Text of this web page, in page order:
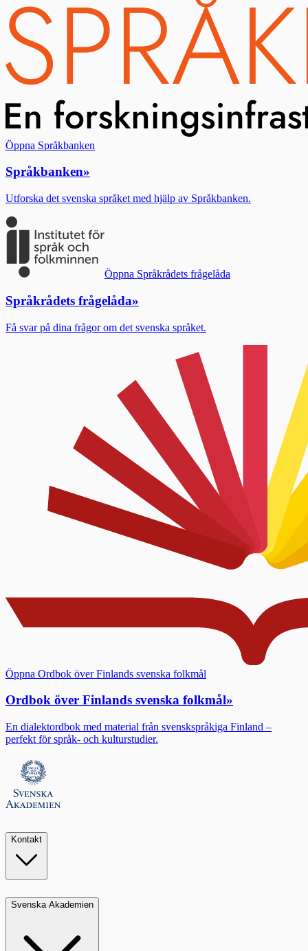
Öppna Språkbanken
Språkbanken»
Utforska det svenska språket med hjälp av Språkbanken.
Öppna Språkrådets frågelåda
Språkrådets frågelåda»
Få svar på dina frågor om det svenska språket.
Öppna Ordbok över Finlands svenska folkmål
Ordbok över Finlands svenska folkmål»
En dialektordbok med material från svenskspråkiga Finland –
perfekt för språk- och kulturstudier.
Kontakt
Svenska Akademien